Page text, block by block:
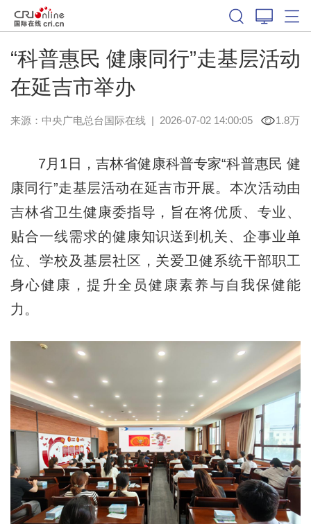
“科普惠民 健康同行”走基层活动
在延吉市举办
来源：中央广电总台国际在线| 2026-07-02 14:00:05 1.8万
7月1日，吉林省健康科普专家“科普惠民 健
康同行”走基层活动在延吉市开展。本次活动由
吉林省卫生健康委指导，旨在将优质、专业、
贴合一线需求的健康知识送到机关、企事业单
位、学校及基层社区，关爱卫健系统干部职工
身心健康，提升全员健康素养与自我保健能
力。